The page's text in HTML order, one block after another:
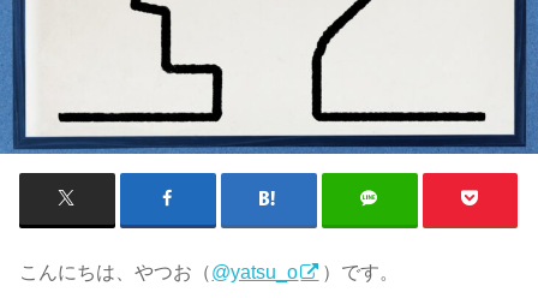
こんにちは、やつお（@yatsu_o ）です。